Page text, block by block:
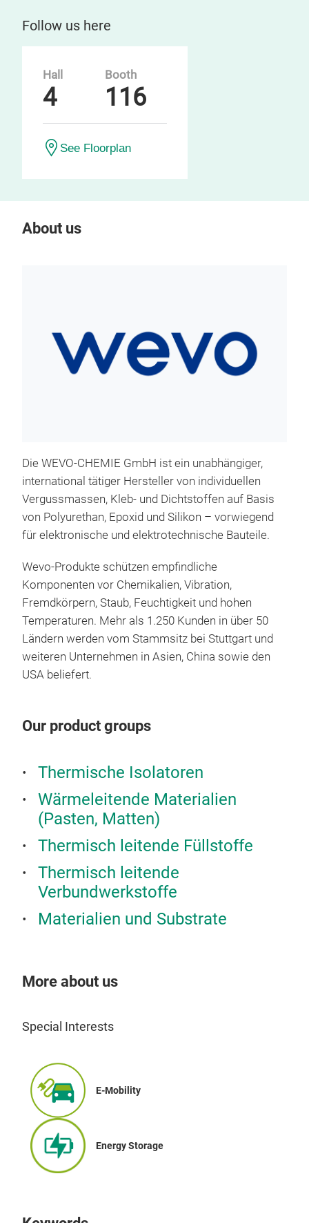
Follow us here
Hall
4
Booth
116
See Floorplan
About us
Die WEVO-CHEMIE GmbH ist ein unabhängiger,
international tätiger Hersteller von individuellen
Vergussmassen, Kleb- und Dichtstoffen auf Basis
von Polyurethan, Epoxid und Silikon – vorwiegend
für elektronische und elektrotechnische Bauteile.
Wevo-Produkte schützen empfindliche
Komponenten vor Chemikalien, Vibration,
Fremdkörpern, Staub, Feuchtigkeit und hohen
Temperaturen. Mehr als 1.250 Kunden in über 50
Ländern werden vom Stammsitz bei Stuttgart und
weiteren Unternehmen in Asien, China sowie den
USA beliefert.
Our product groups
Thermische Isolatoren
Wärmeleitende Materialien
(Pasten, Matten)
Thermisch leitende Füllstoffe
Thermisch leitende
Verbundwerkstoffe
Materialien und Substrate
More about us
Special Interests
E-Mobility
Energy Storage